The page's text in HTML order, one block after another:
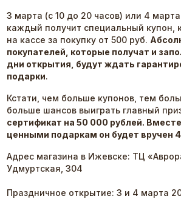
3 марта (с 10 до 20 часов) или 4 марта
каждый получит специальный купон,
на кассе за покупку от 500 руб.
покупателей, которые получат и
дни открытия, будут ждать
подарки.
Кстати, чем больше купонов, тем
больше шансов выиграть главный
сертификат на 50 000 рублей.
ценными подаркам он будет вручен
Адрес магазина в Ижевске: ТЦ
Удмуртская, 304
Праздничное открытие: 3 и 4 марта